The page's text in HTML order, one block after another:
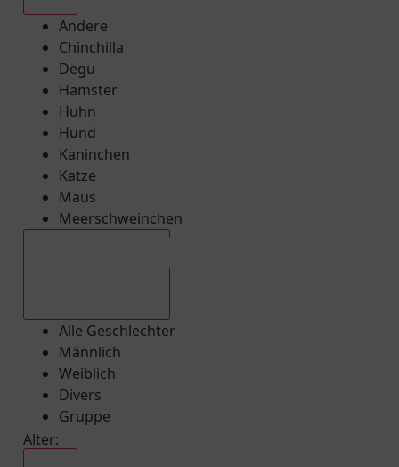
Andere
Chinchilla
Degu
Hamster
Huhn
Hund
Kaninchen
Katze
Maus
Meerschweinchen
Alle Geschlechter
Männlich
Weiblich
Divers
Gruppe
Alter: